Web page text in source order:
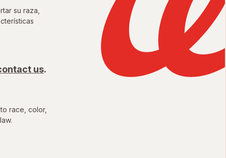
su raza,
Justas del Condado
us.
race, color,